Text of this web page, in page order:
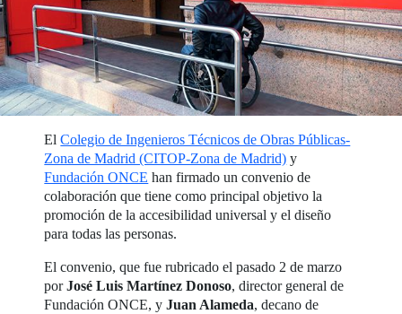
ElColegio de Ingenieros Técnicos de Obras Públicas-
Zona de Madrid (CITOP-Zona de Madrid) y
Fundación ONCE han firmado un convenio de
colaboración que tiene como principal objetivo la
promoción de la accesibilidad universal y el diseño
para todas las personas.
El convenio, que fue rubricado el pasado 2 de marzo
porJosé Luis Martínez Donoso, director general de
Fundación ONCE, yJuan Alameda, decano de